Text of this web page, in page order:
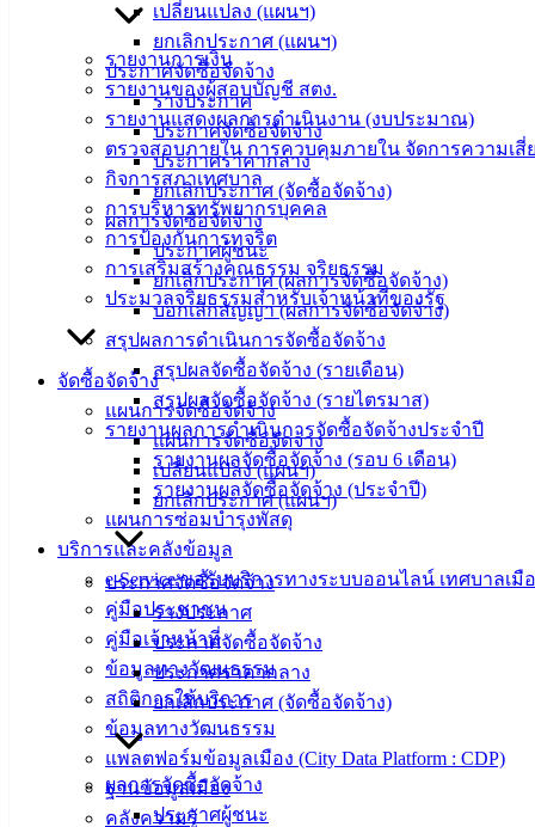
เปลี่ยนแปลง (แผนฯ)
ยกเลิกประกาศ (แผนฯ)
ประกาศจัดซื้อจัดจ้าง
ร่างประกาศ
ประกาศจัดซื้อจัดจ้าง
ประกาศราคากลาง
ยกเลิกประกาศ (จัดซื้อจัดจ้าง)
ผลการจัดซื้อจัดจ้าง
ประกาศผู้ชนะ
ยกเลิกประกาศ (ผลการจัดซื้อจัดจ้าง)
บอกเลิกสัญญา (ผลการจัดซื้อจัดจ้าง)
สรุปผลการดำเนินการจัดซื้อจัดจ้าง
สรุปผลจัดซื้อจัดจ้าง (รายเดือน)
สรุปผลจัดซื้อจัดจ้าง (รายไตรมาส)
รายงานผลการดำเนินการจัดซื้อจัดจ้างประจำปี
รายงานผลจัดซื้อจัดจ้าง (รอบ 6 เดือน)
รายงานผลจัดซื้อจัดจ้าง (ประจำปี)
แผนการซ่อมบำรุงพัสดุ
บริการและคลังข้อมูล
e-Service ขอรับบริการทางระบบออนไลน์ เทศบาลเมื
คู่มือประชาชน
คู่มือเจ้าหน้าที่
ข้อมูลทางวัฒนธรรม
สถิติการให้บริการ
ข้อมูลทางวัฒนธรรม
แพลตฟอร์มข้อมูลเมือง (City Data Platform : CDP)
ฐานข้อมูลเมือง
คลังความรู้
รายงานการเงิน
รายงานของผู้สอบบัญชี สตง.
รายงานแสดงผลการดำเนินงาน (งบประมาณ)
ตรวจสอบภายใน การควบคุมภายใน จัดการความเสี่
กิจการสภาเทศบาล
การบริหารทรัพยากรบุคคล
การป้องกันการทุจริต
การเสริมสร้างคุณธรรม จริยธรรม
ประมวลจริยธรรมสำหรับเจ้าหน้าที่ของรัฐ
จัดซื้อจัดจ้าง
แผนการจัดซื้อจัดจ้าง
แผนการจัดซื้อจัดจ้าง
เปลี่ยนแปลง (แผนฯ)
ยกเลิกประกาศ (แผนฯ)
ประกาศจัดซื้อจัดจ้าง
ร่างประกาศ
ประกาศจัดซื้อจัดจ้าง
ประกาศราคากลาง
ยกเลิกประกาศ (จัดซื้อจัดจ้าง)
ผลการจัดซื้อจัดจ้าง
ประกาศผู้ชนะ
อ่างศิลา 90/338
ม.3 ต.เสม็ด
อ.เมือง จ.ชลบุรี
038-
142-100-104
บริการ
ประชาชน
ดาวน์โหลด
แบบ
ฟอร์ม,
เอกสาร
ประชาชน/
คู่มือการ
ปฏิบัติ
งาน
ข่าวสาร
น่ารู้
ศุนย์
ข้อมูล
ข่าวสาร
อิเล็กทรอนิกส์